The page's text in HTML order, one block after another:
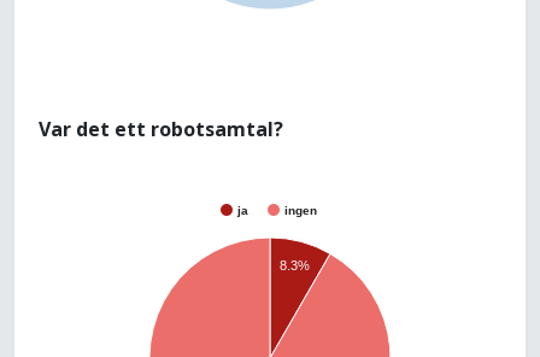
Var det ett robotsamtal?
ja ingen
8.3%